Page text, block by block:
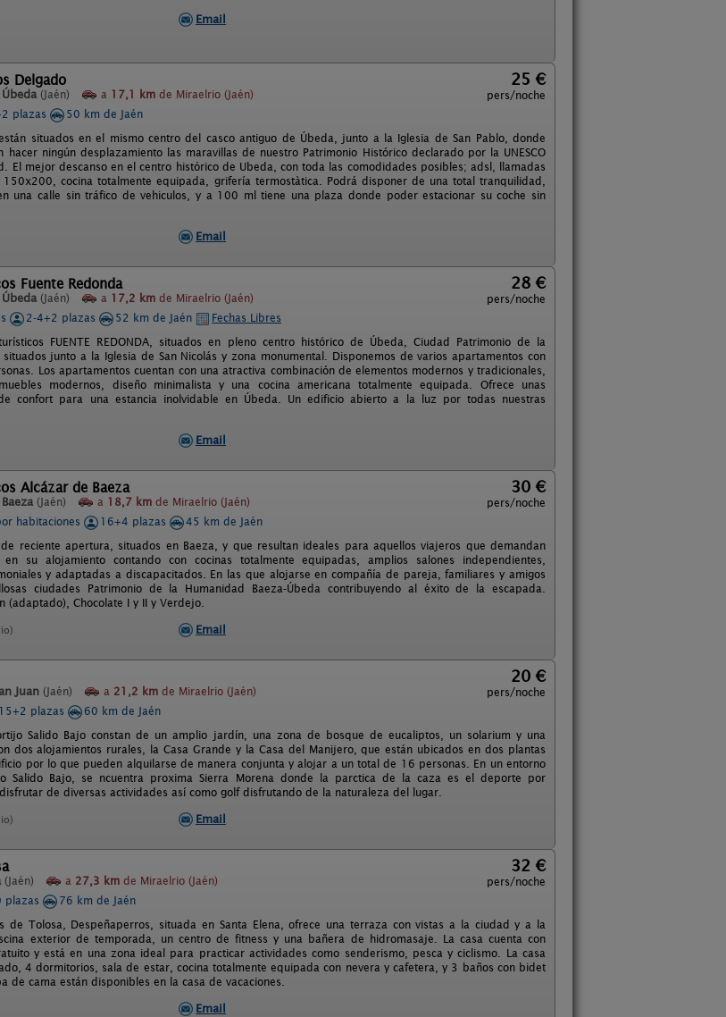
Email
Delgado
Úbeda (Jaén) a 17,1 km de Miraelrio (Jaén)
25 €
pers/noche
plazas
50 km de Jaén
situados en el mismo centro del casco antiguo de Úbeda, junto a la Iglesia de San Pablo, donde
ningún desplazamiento las maravillas de nuestro Patrimonio Histórico declarado por la UNESCO
El mejor descanso en el centro histórico de Ubeda, con toda las comodidades posibles; adsl, llamadas
cocina totalmente equipada, grifería termostàtica. Podrá disponer de una total tranquilidad,
una calle sin tráfico de vehiculos, y a 100 ml tiene una plaza donde poder estacionar su coche sin
Email
Fuente Redonda
Úbeda (Jaén) a 17,2 km de Miraelrio (Jaén)
28 €
pers/noche
2-4+2 plazas 52 km de Jaén
Fechas Libres
FUENTE REDONDA, situados en pleno centro histórico de Úbeda, Ciudad Patrimonio de la
junto a la Iglesia de San Nicolás y zona monumental. Disponemos de varios apartamentos con
Los apartamentos cuentan con una atractiva combinación de elementos modernos y tradicionales,
modernos, diseño minimalista y una cocina americana totalmente equipada. Ofrece unas
confort para una estancia inolvidable en Úbeda. Un edificio abierto a la luz por todas nuestras
Email
Alcázar de Baeza
Baeza (Jaén) a 18,7 km de Miraelrio (Jaén)
30 €
pers/noche
habitaciones
16+4 plazas
45 km de Jaén
reciente apertura, situados en Baeza, y que resultan ideales para aquellos viajeros que demandan
su alojamiento contando con cocinas totalmente equipadas, amplios salones independientes,
y adaptadas a discapacitados. En las que alojarse en compañía de pareja, familiares y amigos
ciudades Patrimonio de la Humanidad Baeza-Úbeda contribuyendo al éxito de la escapada.
(adaptado), Chocolate I y II y Verdejo.
Email
Juan (Jaén) a 21,2 km de Miraelrio (Jaén)
20 €
pers/noche
plazas
60 km de Jaén
Salido Bajo constan de un amplio jardín, una zona de bosque de eucaliptos, un solarium y una
dos alojamientos rurales, la Casa Grande y la Casa del Manijero, que están ubicados en dos plantas
por lo que pueden alquilarse de manera conjunta y alojar a un total de 16 personas. En un entorno
Salido Bajo, se ncuentra proxima Sierra Morena donde la parctica de la caza es el deporte por
de diversas actividades así como golf disfrutando de la naturaleza del lugar.
Email
(Jaén) a 27,3 km de Miraelrio (Jaén)
32 €
pers/noche
plazas
76 km de Jaén
de Tolosa, Despeñaperros, situada en Santa Elena, ofrece una terraza con vistas a la ciudad y a la
exterior de temporada, un centro de fitness y una bañera de hidromasaje. La casa cuenta con
y está en una zona ideal para practicar actividades como senderismo, pesca y ciclismo. La casa
4 dormitorios, sala de estar, cocina totalmente equipada con nevera y cafetera, y 3 baños con bidet
de cama están disponibles en la casa de vacaciones.
Email